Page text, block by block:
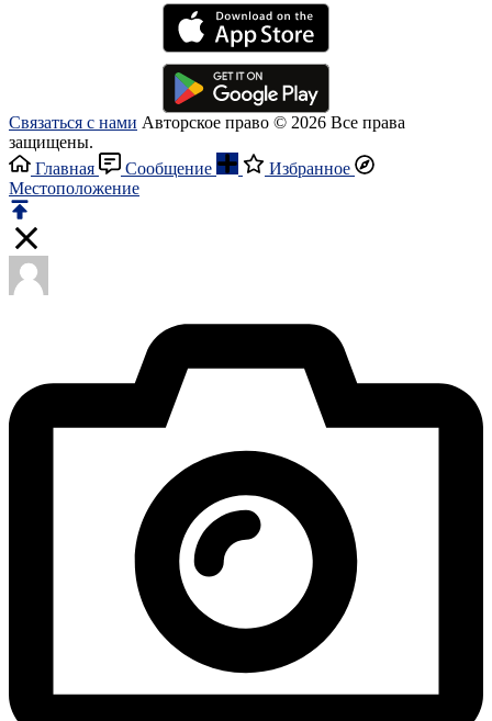
Связаться с нами Авторское право © 2026 Все права
защищены.
Главная
Сообщение
Избранное
Местоположение